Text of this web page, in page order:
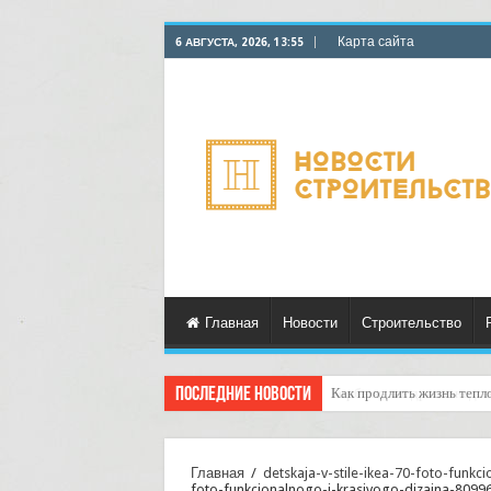
6 АВГУСТА, 2026, 13:55 Карта сайта
Главная Новости Строительство
Последние новости Горбыль как дрова:
Главная / detskaja-v-stile-ikea-70-foto-